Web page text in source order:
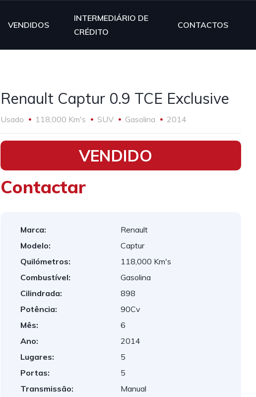
VENDIDOS
INTERMEDIÁRIO DE
CRÉDITO
CONTACTOS
Renault Captur 0.9 TCE Exclusive
Usado 118,000 Km's SUV Gasolina 2014
•
VENDIDO
Contactar
Marca:
Renault
Modelo:
Captur
Quilómetros:
118,000 Km's
Combustível:
Gasolina
Cilindrada:
898
Potência:
90Cv
Mês:
6
Ano:
2014
Lugares:
5
Portas:
5
Transmissão:
Manual